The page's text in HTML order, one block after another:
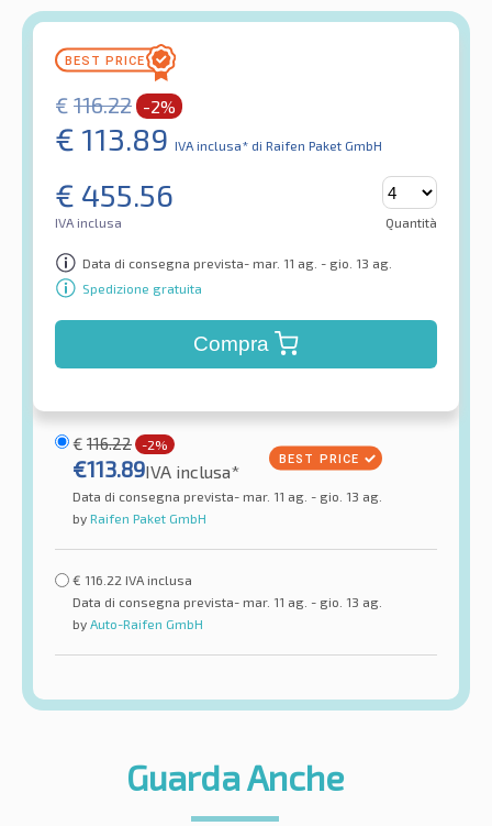
€ 116.22 -2%
€ 113.89 IVA inclusa* di Raifen Paket GmbH
€ 455.56
IVA inclusa Quantità
Data di consegna prevista- mar. 11 ag. - gio. 13 ag.
Spedizione gratuita
Compra
€ 116.22 -2%
€113.89IVA inclusa*
Data di consegna prevista- mar. 11 ag. - gio. 13 ag.
by Raifen Paket GmbH
€ 116.22 IVA inclusa
Data di consegna prevista- mar. 11 ag. - gio. 13 ag.
by Auto-Raifen GmbH
Guarda Anche